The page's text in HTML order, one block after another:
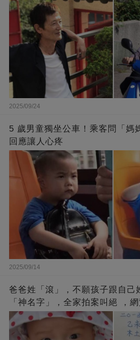
2025/09/24
5 歲男童獨坐公車！乘客問「媽
回應讓人心疼
2025/09/14
爸爸姓「滾」，不願孩子跟自己
「神名字」，全家拍案叫絕 ，